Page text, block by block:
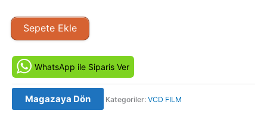
Cehenneme
2
-
The
Descent:
Part
Sepete Ekle
WhatsApp ile Siparis Ver
Magazaya Dön Kategoriler: VCD FILM